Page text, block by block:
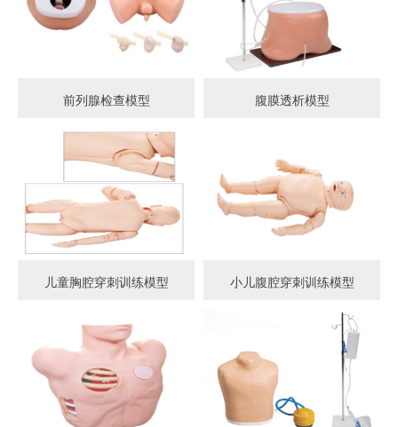
前列腺检查模型 腹膜透析模型
儿童胸腔穿刺训练模型 小儿腹腔穿刺训练模型